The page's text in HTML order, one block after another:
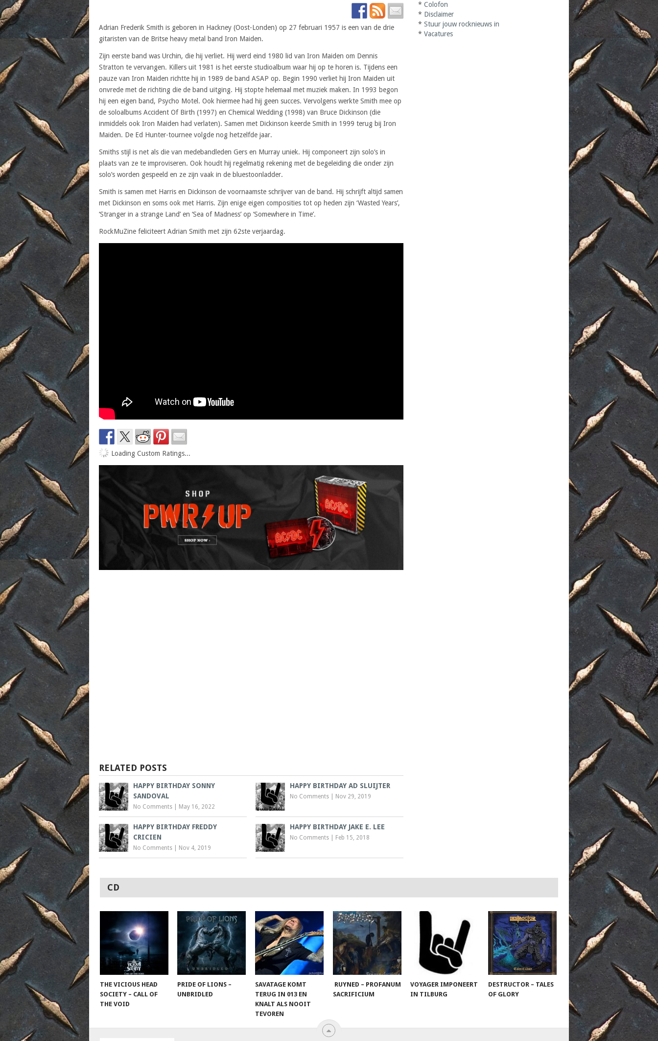
Adrian Frederik Smith is geboren in Hackney (Oost-Londen) op 27 februari 1957 is een van de drie
gitaristen van de Britse heavy metal band Iron Maiden.
Zijn eerste band was Urchin, die hij verliet. Hij werd eind 1980 lid van Iron Maiden om Dennis
Stratton te vervangen. Killers uit 1981 is het eerste studioalbum waar hij op te horen is. Tijdens een
pauze van Iron Maiden richtte hij in 1989 de band ASAP op. Begin 1990 verliet hij Iron Maiden uit
onvrede met de richting die de band uitging. Hij stopte helemaal met muziek maken. In 1993 begon
hij een eigen band, Psycho Motel. Ook hiermee had hij geen succes. Vervolgens werkte Smith mee op
de soloalbums Accident Of Birth (1997) en Chemical Wedding (1998) van Bruce Dickinson (die
inmiddels ook Iron Maiden had verlaten). Samen met Dickinson keerde Smith in 1999 terug bij Iron
Maiden. De Ed Hunter-tournee volgde nog hetzelfde jaar.
Smiths stijl is net als die van medebandleden Gers en Murray uniek. Hij componeert zijn solo’s in
plaats van ze te improviseren. Ook houdt hij regelmatig rekening met de begeleiding die onder zijn
solo’s worden gespeeld en ze zijn vaak in de bluestoonladder.
Smith is samen met Harris en Dickinson de voornaamste schrijver van de band. Hij schrijft altijd samen
met Dickinson en soms ook met Harris. Zijn enige eigen composities tot op heden zijn ‘Wasted Years’,
‘Stranger in a strange Land’ en ‘Sea of Madness’ op ‘Somewhere in Time’.
RockMuZine feliciteert Adrian Smith met zijn 62ste verjaardag.
Loading Custom Ratings...
RELATED POSTS
HAPPY BIRTHDAY SONNY
SANDOVAL
No Comments May 16, 2022
HAPPY BIRTHDAY AD SLUIJTER
No Comments Nov 29, 2019
HAPPY BIRTHDAY FREDDY
CRICIEN
No Comments Nov 4, 2019
HAPPY BIRTHDAY JAKE E. LEE
No Comments Feb 15, 2018
*Colofon
* Disclaimer
*Stuur jouw rocknieuws in
*Vacatures
CD
THE VICIOUS HEAD
SOCIETY – CALL OF
THE VOID
PRIDE OF LIONS –
UNBRIDLED
SAVATAGE KOMT
TERUG IN 013 EN
KNALT ALS NOOIT
TEVOREN
RUYNED – PROFANUM
SACRIFICIUM
VOYAGER IMPONEERT
IN TILBURG
DESTRUCTOR – TALES
OF GLORY